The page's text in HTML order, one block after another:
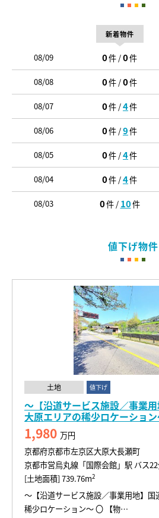
新着物件
08/09 0件 /0件
08/08 0件 /0件
08/07 0件 /4件
08/06 0件 /9件
08/05 0件 /4件
08/04 0件 /4件
08/03 0件 / 10件
値下げ物件
土地 値下げ
～【沿道サービス施設／事業
大原エリアの稀少ロケーショ
1,980 万円
京都府京都市左京区大原大長瀬町
京都市営烏丸線「国際会館」駅 バス
[土地面積] 739.76m2
～【沿道サービス施設／事業用地】国
稀少ロケーション～ 〇 【物…